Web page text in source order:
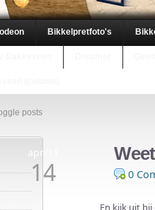
Bikkelpretfoto's
posts
apr/11
14 0
En kijk uit bij